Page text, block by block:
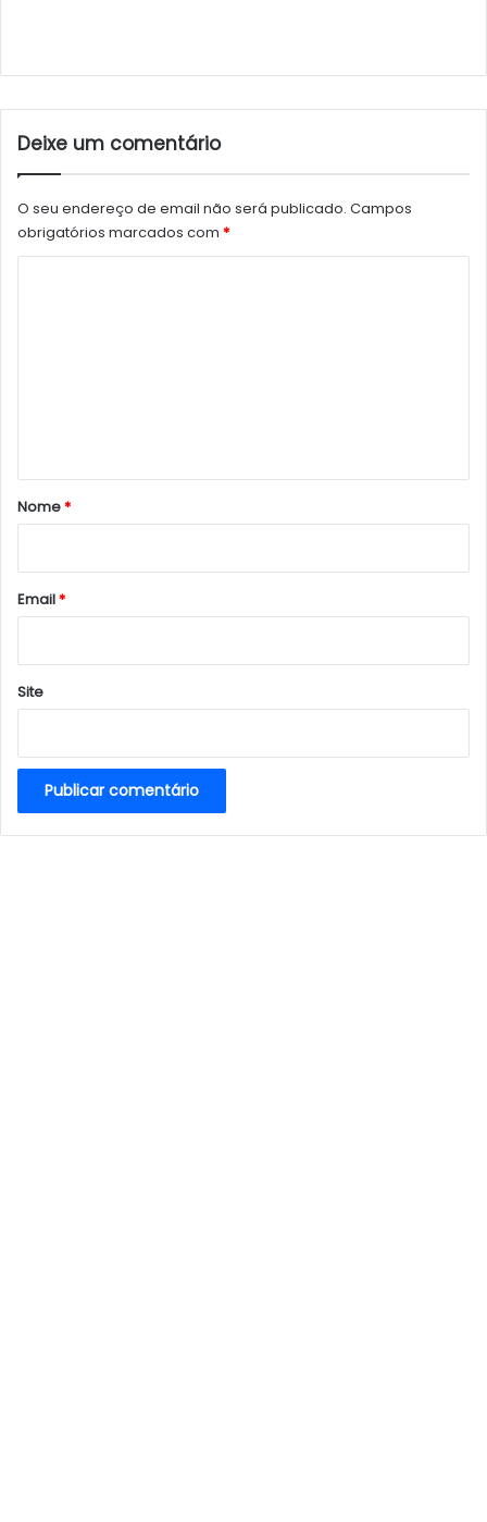
Deixe um comentário
O seu endereço de email não será publicado. Campos
obrigatórios marcados com *
r
*
Nome*
Email*
Site